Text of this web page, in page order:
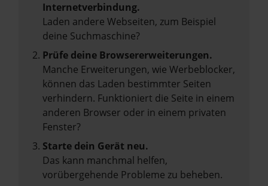
Internetverbindung.
Laden andere Webseiten, zum Beispiel
deine Suchmaschine?
Prüfe deine Browsererweiterungen.
Manche Erweiterungen, wie Werbeblocker,
können das Laden bestimmter Seiten
verhindern. Funktioniert die Seite in einem
anderen Browser oder in einem privaten
Fenster?
Starte dein Gerät neu.
Das kann manchmal helfen,
vorübergehende Probleme zu beheben.